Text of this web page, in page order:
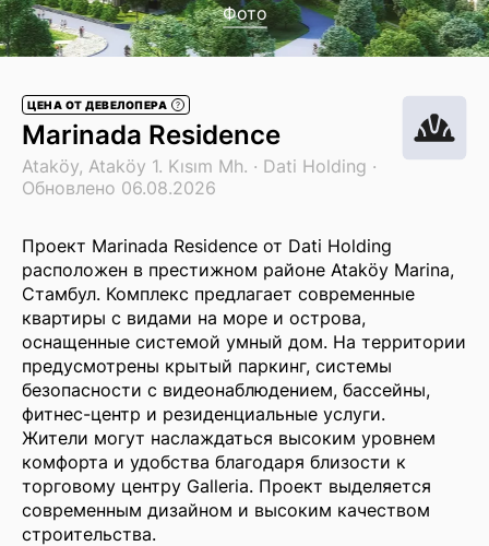
Фото
ЦЕНА ОТ ДЕВЕЛОПЕРА ?
Marinada Residence
Ataköy, Ataköy 1. Kısım Mh. · Dati Holding ·
Обновлено 06.08.2026
Проект Marinada Residence от Dati Holding
расположен в престижном районе Ataköy Marina,
Стамбул. Комплекс предлагает современные
квартиры с видами на море и острова,
оснащенные системой умный дом. На территории
предусмотрены крытый паркинг, системы
безопасности с видеонаблюдением, бассейны,
фитнес-центр и резиденциальные услуги.
Жители могут наслаждаться высоким уровнем
комфорта и удобства благодаря близости к
торговому центру Galleria. Проект выделяется
современным дизайном и высоким качеством
строительства​.